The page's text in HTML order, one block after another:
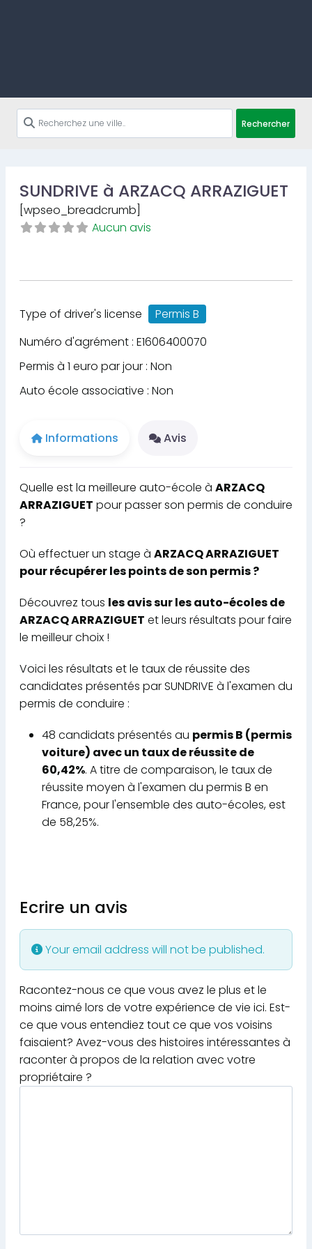
Rechercher
SUNDRIVE à ARZACQ ARRAZIGUET
[wpseo_breadcrumb]
Aucun avis
Type of driver's license
Permis B
Numéro d'agrément : E1606400070
Permis à 1 euro par jour : Non
Auto école associative : Non
Informations Avis
Quelle est la meilleure auto-école à ARZACQ
ARRAZIGUET pour passer son permis de conduire
?
Où effectuer un stage à ARZACQ ARRAZIGUET
pour récupérer les points de son permis ?
Découvrez tous les avis sur les auto-écoles de
ARZACQ ARRAZIGUET et leurs résultats pour faire
le meilleur choix !
Voici les résultats et le taux de réussite des
candidates présentés par SUNDRIVE à l'examen du
permis de conduire :
48 candidats présentés au permis B (permis
voiture) avec un taux de réussite de
60,42%. A titre de comparaison, le taux de
réussite moyen à l'examen du permis B en
France, pour l'ensemble des auto-écoles, est
de 58,25%.
Ecrire un avis
Your email address will not be published.
Racontez-nous ce que vous avez le plus et le
moins aimé lors de votre expérience de vie ici. Est-
ce que vous entendiez tout ce que vos voisins
faisaient? Avez-vous des histoires intéressantes à
raconter à propos de la relation avec votre
propriétaire ?